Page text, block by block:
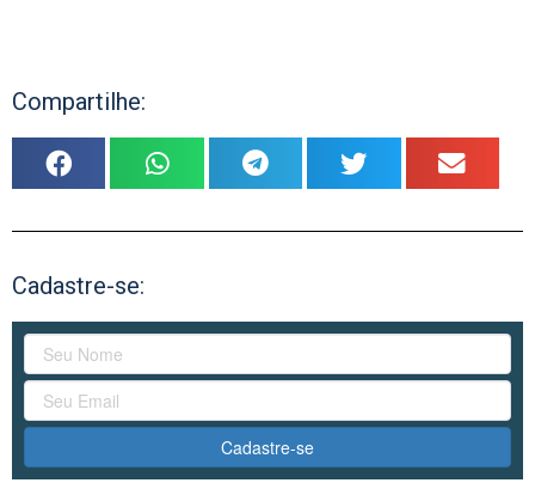
Compartilhe:
Cadastre-se:
Cadastre-se